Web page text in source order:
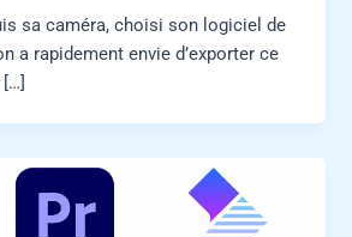
sa caméra, choisi son logiciel de
a rapidement envie d’exporter ce
[…]